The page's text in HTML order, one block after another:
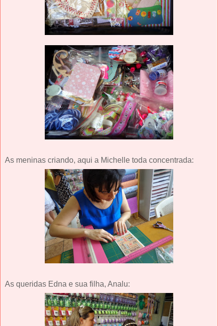
As meninas criando, aqui a Michelle toda concentrada:
As queridas Edna e sua filha, Analu: